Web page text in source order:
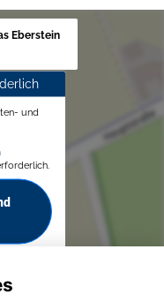
Eberstein
und